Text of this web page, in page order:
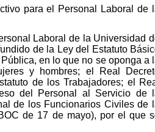
para el Personal Laboral de
Laboral de la Universidad
de la Ley del Estatuto
en lo que no se oponga a
y hombres; el Real
de los Trabajadores; el
del Personal al Servicio de
de los Funcionarios Civiles de
de 17 de mayo), por el que